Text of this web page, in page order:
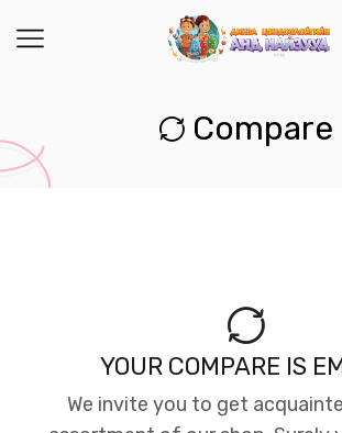
Compare
YOUR COMPARE IS
We invite you to get